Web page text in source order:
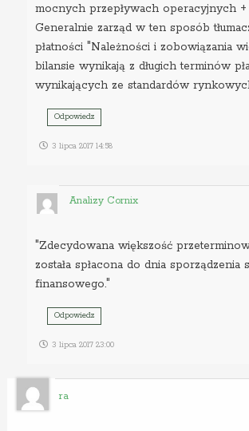
mocnych przepływach operacyjnych +
Generalnie zarząd w ten sposób
płatności "Należności i zobowiązania
bilansie wynikają z długich terminów
wynikających ze standardów
Odpowiedz
3 lipca 2017 14:58
Analizy Cornix
"Zdecydowana większość
została spłacona do dnia sporządzenia
finansowego."
Odpowiedz
3 lipca 2017 23:00
ra